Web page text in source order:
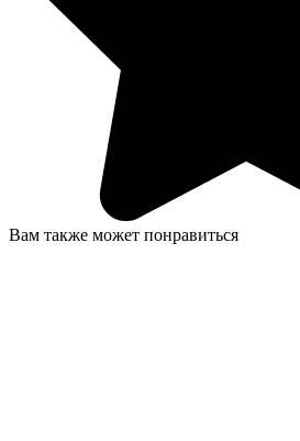
Вам также может понравиться